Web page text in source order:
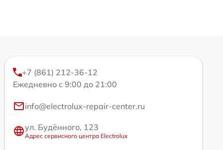
+7 (861) 212-36-12
Ежедневно с 9:00 до 21:00
info@electrolux-repair-center.ru
ул. Будённого, 123
Адрес сервисного центра Electrolux